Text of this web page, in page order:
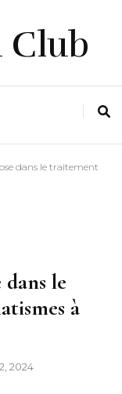
Club
dans le traitement
le
à
2024